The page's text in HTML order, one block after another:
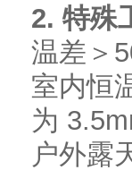
2. 特殊
温差＞
室内恒
为
户外露